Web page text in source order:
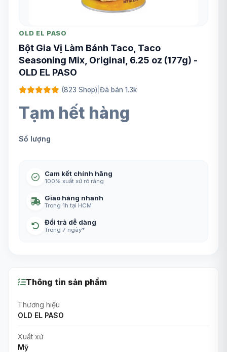
OLD EL PASO
Bột Gia Vị Làm Bánh Taco, Taco
Seasoning Mix, Original, 6.25 oz (177g) -
OLD EL PASO
(823 Shop) Đã bán 1.3k
Tạm hết hàng
Số lượng
Cam kết chính hãng
100% xuất xứ rõ ràng
Giao hàng nhanh
Trong 1h tại HCM
Đổi trả dễ dàng
Trong 7 ngày*
Thông tin sản phẩm
Thương hiệu
OLD EL PASO
Xuất xứ
Mỹ